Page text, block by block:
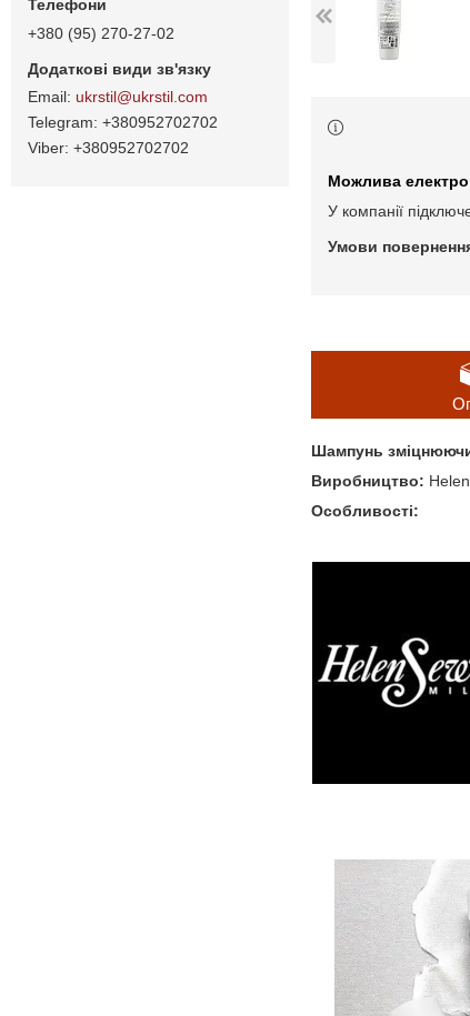
У компанії
Шампунь
Виробництво:
Особливості:
+380 (95) 270-27-02
ukrstil@ukrstil.com
+380952702702
+380952702702